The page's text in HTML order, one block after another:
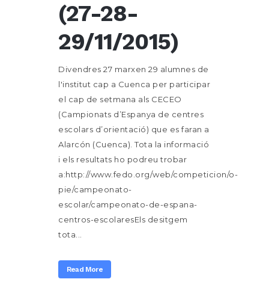
(27-28-
29/11/2015)
Divendres 27 marxen 29 alumnes de
l'institut cap a Cuenca per participar
el cap de setmana als CECEO
(Campionats d’Espanya de centres
escolars d’orientació) que es faran a
Alarcón (Cuenca). Tota la informació
i els resultats ho podreu trobar
a:http://www.fedo.org/web/competicion/o-
pie/campeonato-
escolar/campeonato-de-espana-
centros-escolaresEls desitgem
tota...
Read More